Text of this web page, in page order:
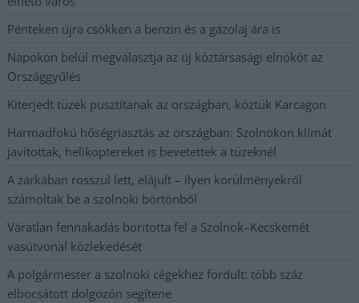
Pénteken újra csökken a benzin és a gázolaj ára is
Napokon belül megválasztja az új köztársasági elnököt az
Országgyűlés
Kiterjedt tüzek pusztítanak az országban, köztük Karcagon
Harmadfokú hőségriasztás az országban: Szolnokon klímát
javítottak, helikoptereket is bevetettek a tüzeknél
A zárkában rosszul lett, elájult – ilyen körülményekről
számoltak be a szolnoki börtönből
Váratlan fennakadás borította fel a Szolnok–Kecskemét
vasútvonal közlekedését
A polgármester a szolnoki cégekhez fordult: több száz
elbocsátott dolgozón segítene